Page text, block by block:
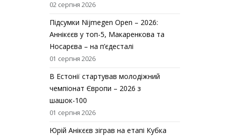
02 серпня 2026
Підсумки Nijmegen Open – 2026:
Аннікєєв у топ-5, Макаренкова та
Носарєва – на п’єдесталі
01 серпня 2026
В Естонії стартував молодіжний
чемпіонат Європи – 2026 з
шашок-100
01 серпня 2026
Юрій Анікєєв зіграв на етапі Кубка